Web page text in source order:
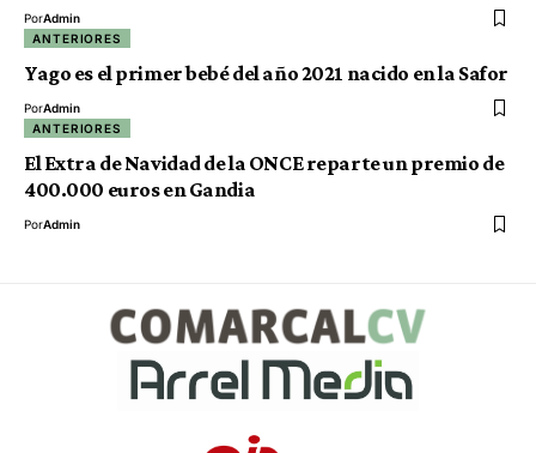
PorAdmin
ANTERIORES
Yago es el primer bebé del año 2021 nacido en la Safor
PorAdmin
ANTERIORES
El Extra de Navidad de la ONCE reparte un premio de
400.000 euros en Gandia
PorAdmin